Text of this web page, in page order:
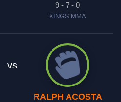
9 - 7 - 0
KINGS MMA
vs
RALPH ACOSTA